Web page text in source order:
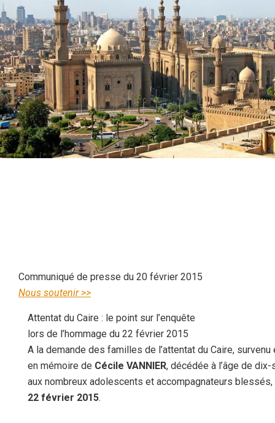
Communiqué de presse du 20 février 2015
Nous soutenir >>
Attentat du Caire : le point sur l’enquête
lors de l’hommage du 22 février 2015
A la demande des familles de l’attentat du Caire,
en mémoire de Cécile VANNIER, décédée à l’âge de
aux nombreux adolescents et accompagnateurs
22 février 2015.